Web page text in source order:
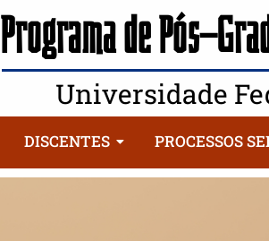
Programa de Pós-
Universidade
DISCENTES PROCESSOS